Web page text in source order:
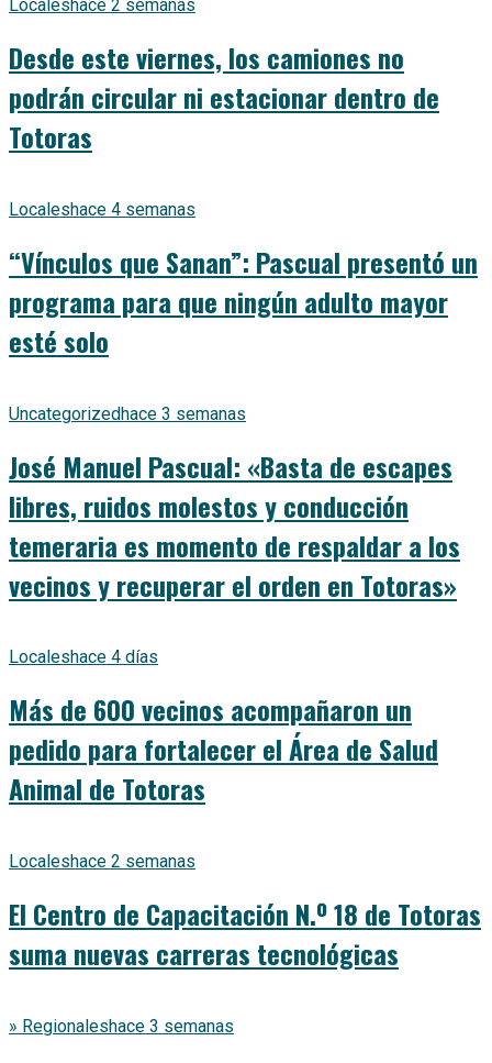
Localeshace 2 semanas
Desde este viernes, los camiones no
podrán circular ni estacionar dentro de
Totoras
Localeshace 4 semanas
“Vínculos que Sanan”: Pascual presentó un
programa para que ningún adulto mayor
esté solo
Uncategorizedhace 3 semanas
José Manuel Pascual: «Basta de escapes
libres, ruidos molestos y conducción
temeraria es momento de respaldar a los
vecinos y recuperar el orden en Totoras»
Localeshace 4 días
Más de 600 vecinos acompañaron un
pedido para fortalecer el Área de Salud
Animal de Totoras
Localeshace 2 semanas
El Centro de Capacitación N.º 18 de Totoras
suma nuevas carreras tecnológicas
» Regionaleshace 3 semanas